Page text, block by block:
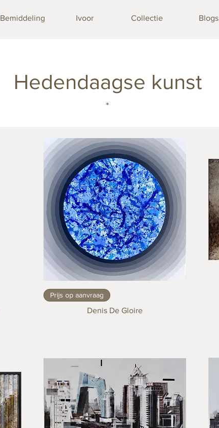
Bemiddeling Ivoor Collectie Blogs
Hedendaagse kunst
*
Prijs op aanvraag
Denis De Gloire